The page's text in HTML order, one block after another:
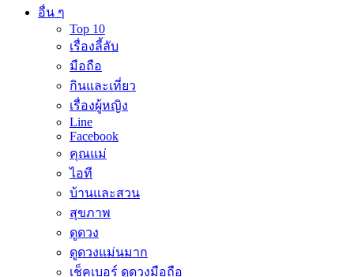
อื่น ๆ
Top 10
เรื่องลี้ลับ
มือถือ
กินและเที่ยว
เรื่องผู้หญิง
Line
Facebook
คุณแม่
ไอที
บ้านและสวน
สุขภาพ
ดูดวง
ดูดวงแม่นมาก
เช็คเบอร์ ดูดวงมือถือ